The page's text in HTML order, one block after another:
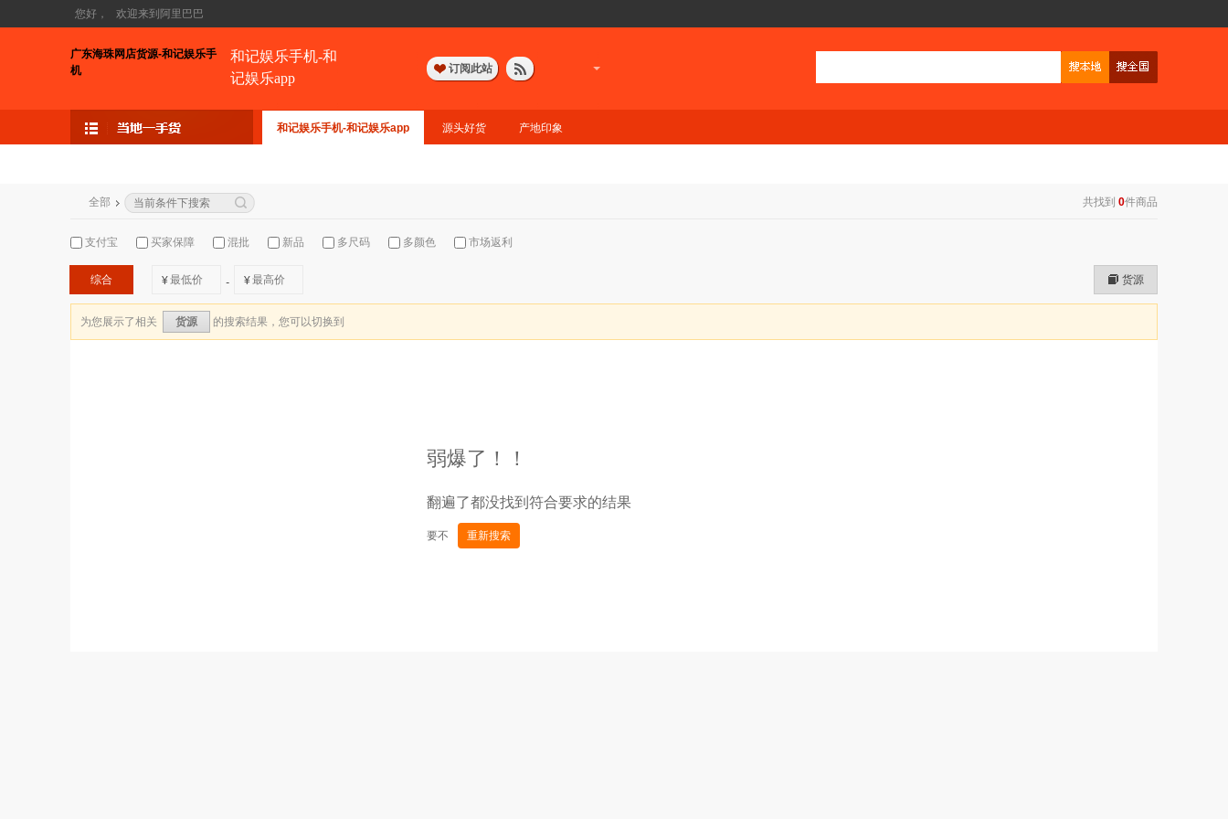
您好， 欢迎来到阿里巴巴
广东海珠网店货源-和记娱乐手
机
和记娱乐手机-和
记娱乐app
订阅此站
和记娱乐手机-和记娱乐app 源头好货 产地印象
共找到 0件商品
全部
支付宝 买家保障 混批 新品 多尺码 多颜色 市场返利
综合 ¥ - ¥ 货源
为您展示了相关 货源 的搜索结果，您可以切换到
弱爆了！！
翻遍了都没找到符合要求的结果
要不 重新搜索